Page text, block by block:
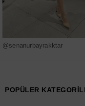
@senanurbayrakktar
POPÜLER